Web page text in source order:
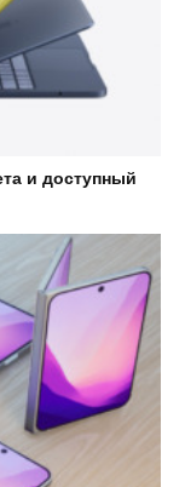
и доступный